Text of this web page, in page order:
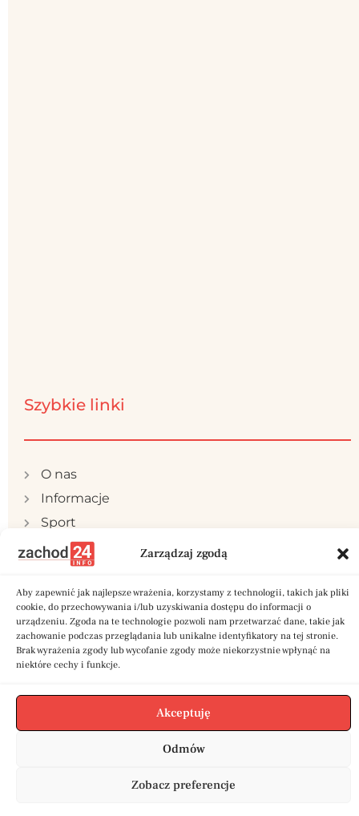
Zarządzaj zgodą
Aby zapewnić jak najlepsze wrażenia, korzystamy z technologii, takich jak pliki
cookie, do przechowywania i/lub uzyskiwania dostępu do informacji o
urządzeniu. Zgoda na te technologie pozwoli nam przetwarzać dane, takie jak
zachowanie podczas przeglądania lub unikalne identyfikatory na tej stronie.
Brak wyrażenia zgody lub wycofanie zgody może niekorzystnie wpłynąć na
niektóre cechy i funkcje.
Akceptuję
Odmów
Zobacz preferencje
Szybkie linki
O nas
Informacje
Sport
Publicystyka
Samorząd
Polityka prywatności
Reklama
Kontakt
Copyright © 2024 zachod24.info | Stworzone w
ramach projektu